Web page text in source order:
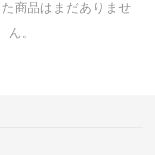
商品はまだありませ
ん。